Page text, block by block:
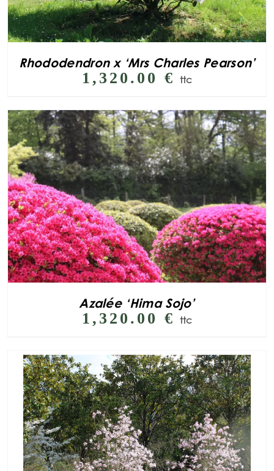
Rhododendron x ‘Mrs Charles Pearson’
1,320.00 € ttc
Azalée ‘Hima Sojo’
1,320.00 € ttc